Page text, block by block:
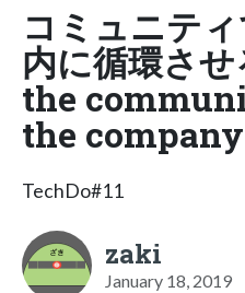
コミュニテ
内に循環さ
the
the company
TechDo#11
zaki
January 18, 2019